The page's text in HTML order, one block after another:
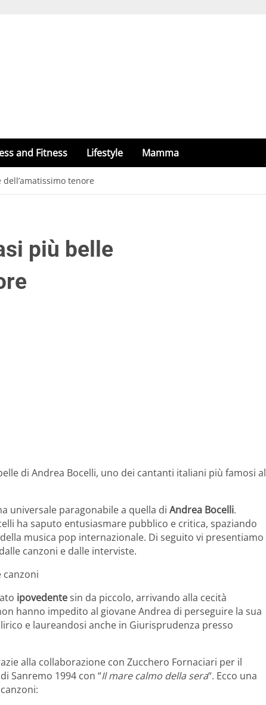
and Fitness Lifestyle Mamma
tenore
più belle
di Andrea Bocelli, uno dei cantanti italiani più famosi al
universale paragonabile a quella di Andrea Bocelli.
ha saputo entusiasmare pubblico e critica, spaziando
musica pop internazionale. Di seguito vi presentiamo
canzoni e dalle interviste.
canzoni
ipovedentesin da piccolo, arrivando alla cecità
hanno impedito al giovane Andrea di perseguire la sua
e laureandosi anche in Giurisprudenza presso
alla collaborazione con Zucchero Fornaciari per il
Sanremo 1994 con “Il mare calmo della sera“. Ecco una